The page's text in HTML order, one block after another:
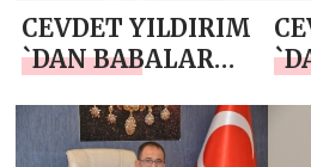
CEVDET YILDIRIM
`DAN BABALAR